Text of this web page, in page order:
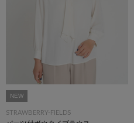
NEW
STRAWBERRY-FIELDS